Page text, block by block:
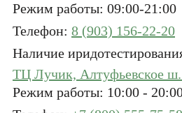
Режим работы: 09:00-21:00
Телефон: 8 (903) 156-22-20
Наличие
ТЦ Лучик, Алтуфьевское
Режим работы: 10:00 -